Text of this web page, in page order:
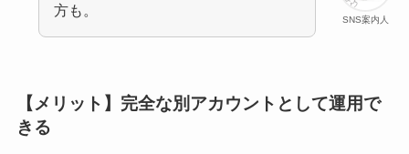
SNS案内人
方も。
【メリット】完全な別アカウントとして運用で
きる